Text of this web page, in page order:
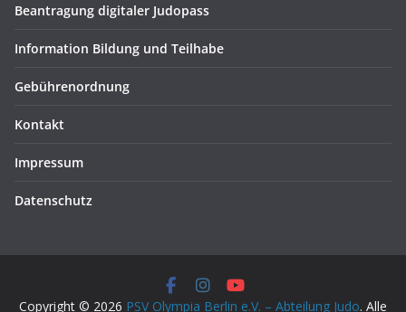
Beantragung digitaler Judopass
Information Bildung und Teilhabe
Gebührenordnung
Kontakt
Impressum
Datenschutz
Copyright © 2026 PSV Olympia Berlin e.V. – Abteilung Judo. Alle